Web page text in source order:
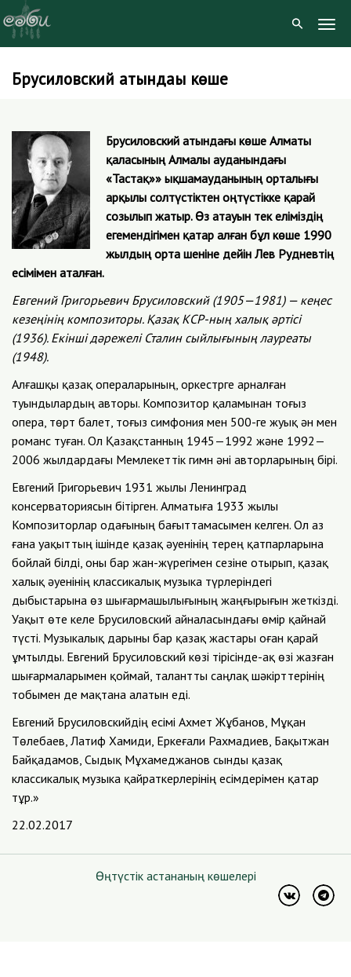
SkipБрусиловский атындағы көше
Брусиловский атындағы көше Алматы
қаласының Алмалы ауданындағы
«Тастақ»» ықшамауданының орталығы
арқылы солтүстіктен оңтүстікке қарай
созылып жатыр. Өз атауын тек еліміздің
егемендігімен қатар алған бұл көше 1990
жылдың орта шеніне дейін Лев Рудневтің
есімімен аталған.
Евгений Григорьевич Брусиловский (1905—1981) — кеңес
кезеңінің композиторы. Қазақ КСР-ның xалық әртісі
(1936). Екінші дәрежелі Сталин сыйлығының лауреаты
(1948).
Алғашқы қазақ операларының, оркестрге арналған
туындылардың авторы. Композитор қаламынан тоғыз
опера, төрт балет, тоғыз симфония мен 500-ге жуық ән мен
романс туған. Ол Қазақстанның 1945—1992 және 1992—
2006 жылдардағы Мемлекеттік гимн әні авторларының бірі.
Евгений Григорьевич 1931 жылы Ленинград
консерваториясын бітірген. Алматыға 1933 жылы
Композиторлар одағының бағыттамасымен келген. Ол аз
ғана уақыттың ішінде қазақ әуенінің терең қатпарларына
бойлай білді, оны бар жан-жүрегімен сезіне отырып, қазақ
xалық әуенінің классикалық музыка түрлеріндегі
дыбыстарына өз шығармашылығының жаңғырығын жеткізді.
Уақыт өте келе Брусиловский айналасындағы өмір қайнай
түсті. Музыкалық дарыны бар қазақ жастары оған қарай
ұмтылды. Евгений Брусиловский көзі тірісінде-ақ өзі жазған
шығармаларымен қоймай, талантты саңлақ шәкірттерінің
тобымен де мақтана алатын еді.
Евгений Брусиловскийдің есімі Ахмет Жұбанов, Мұқан
Төлебаев, Латиф Хамиди, Еркеғали Рахмадиев, Бақытжан
Байқадамов, Сыдық Мұxамеджанов сынды қазақ
классикалық музыка қайраткерлерінің есімдерімен қатар
тұр.»
22.02.2017
Өңтүстік астананың көшелері